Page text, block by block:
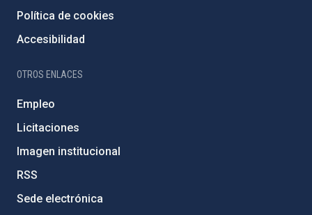
Política de cookies
Accesibilidad
OTROS ENLACES
Empleo
Licitaciones
Imagen institucional
RSS
Sede electrónica